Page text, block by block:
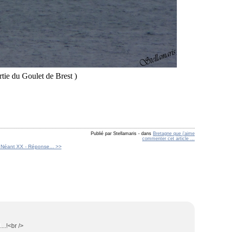
du Goulet de Brest )
Publié par Stellamaris - dans Bretagne que j'aime
commenter cet article …
XX - Réponse... >>
/>